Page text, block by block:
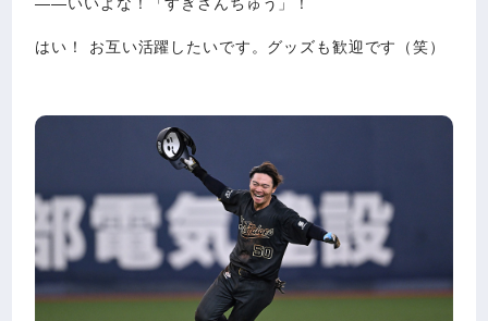
――いいよな！「すぎさんちゅう」！
はい！ お互い活躍したいです。グッズも歓迎です（笑）